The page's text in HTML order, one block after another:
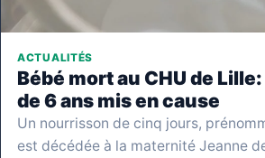
ACTUALITÉS
Bébé mort au CHU de
de 6 ans mis en cause
Un nourrisson de cinq jours,
est décédée à la maternité Jeanne